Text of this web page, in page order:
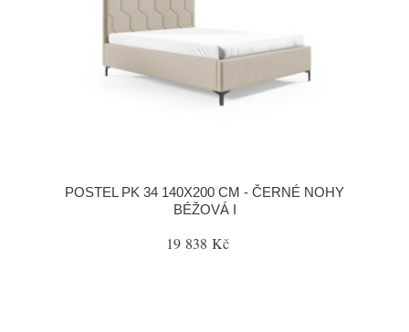
POSTEL PK 34 140X200 CM - ČERNÉ NOHY
BÉŽOVÁ I
19 838 Kč